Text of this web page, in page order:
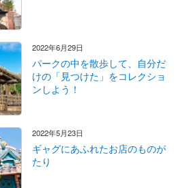
2022年6月29日
パークの中を散歩して、自分だ
けの「見つけた」をコレクショ
ンしよう！
2022年5月23日
ギャグにあふれたお店のものが
たり